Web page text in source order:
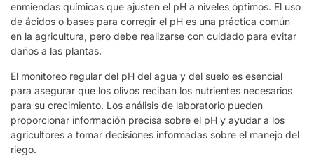
enmiendas químicas que ajusten el pH a niveles óptimos. El uso
de ácidos o bases para corregir el pH es una práctica común
en la agricultura, pero debe realizarse con cuidado para evitar
daños a las plantas.
El monitoreo regular del pH del agua y del suelo es esencial
para asegurar que los olivos reciban los nutrientes necesarios
para su crecimiento. Los análisis de laboratorio pueden
proporcionar información precisa sobre el pH y ayudar a los
agricultores a tomar decisiones informadas sobre el manejo del
riego.